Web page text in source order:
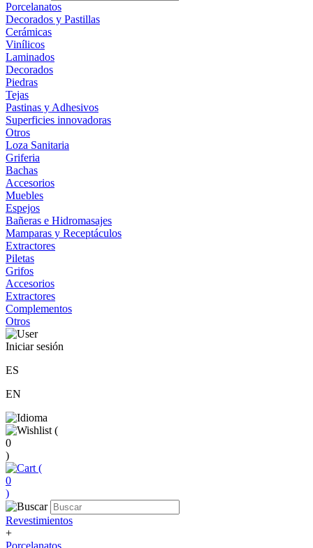
Porcelanatos
Decorados y Pastillas
Cerámicas
Vinílicos
Laminados
Decorados
Piedras
Tejas
Pastinas y Adhesivos
Superficies innovadoras
Otros
Loza Sanitaria
Griferia
Bachas
Accesorios
Muebles
Espejos
Bañeras e Hidromasajes
Mamparas y Receptáculos
Extractores
Piletas
Grifos
Accesorios
Extractores
Complementos
Otros
Iniciar sesión
ES
EN
(
0
)
(
0
)
Revestimientos
+
Porcelanatos